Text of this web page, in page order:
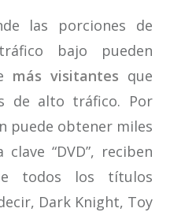
las porciones de
bajo pueden
más visitantes que
de alto tráfico. Por
puede obtener miles
“DVD”, reciben
todos los títulos
Dark Knight, Toy